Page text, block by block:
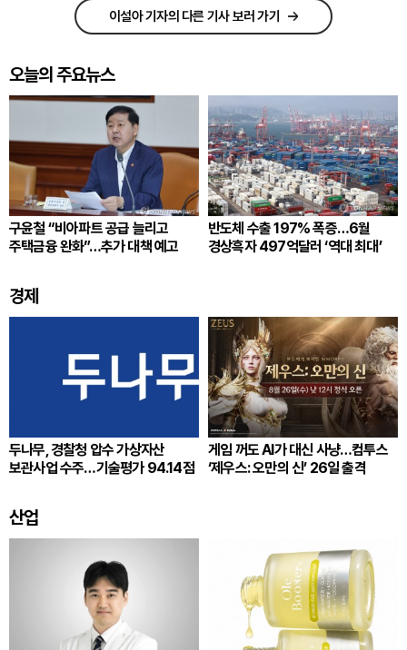
이설아 기자의 다른 기사 보러 가기
오늘의 주요뉴스
구윤철 “비아파트 공급 늘리고
주택금융 완화”…추가 대책 예고
반도체 수출 197% 폭증…6월
경상흑자 497억달러 ‘역대 최대’
경제
두나무, 경찰청 압수 가상자산
보관사업 수주…기술평가 94.14점
게임 꺼도 AI가 대신 사냥…컴투스
‘제우스: 오만의 신’ 26일 출격
산업